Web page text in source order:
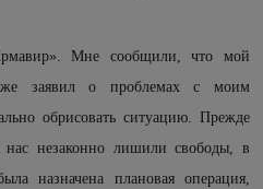
Мне сообщили, что мой
заявил о проблемах с моим
обрисовать ситуацию. Прежде
незаконно лишили свободы, в
назначена плановая операция,